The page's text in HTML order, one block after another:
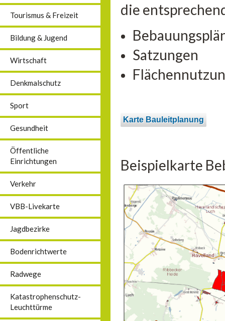
Tourismus & Freizeit
Bildung & Jugend
Wirtschaft
Denkmalschutz
Sport
Gesundheit
Öffentliche
Einrichtungen
Verkehr
VBB-Livekarte
Jagdbezirke
Bodenrichtwerte
Radwege
Katastrophenschutz-
Leuchttürme
die
Satzungen
Karte Bauleitplanung
Beispielkarte